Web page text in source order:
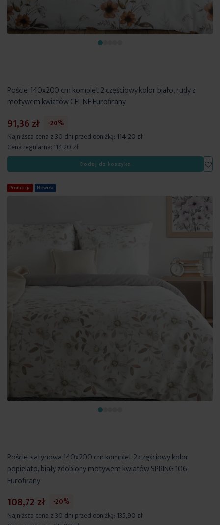
Pościel 140x200 cm komplet 2 częściowy kolor biało, rudy z
motywem kwiatów CELINE Eurofirany
91,36 zł
-20%
Najniższa cena z 30 dni przed obniżką: 114,20 zł
Cena regularna: 114,20 zł
Dodaj do koszyka
Promocja Nowość
Pościel satynowa 140x200 cm komplet 2 częściowy kolor
popielato, biały zdobiony motywem kwiatów SPRING 106
Eurofirany
108,72 zł
-20%
Najniższa cena z 30 dni przed obniżką: 135,90 zł